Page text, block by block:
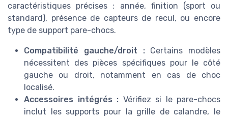
caractéristiques précises : année, finition (sport ou
standard), présence de capteurs de recul, ou encore
type de support pare-chocs.
Compatibilité gauche/droit :Certains modèles
nécessitent des pièces spécifiques pour le côté
gauche ou droit, notamment en cas de choc
localisé.
Accessoires intégrés : Vérifiez si le pare-chocs
inclut les supports pour la grille de calandre, le